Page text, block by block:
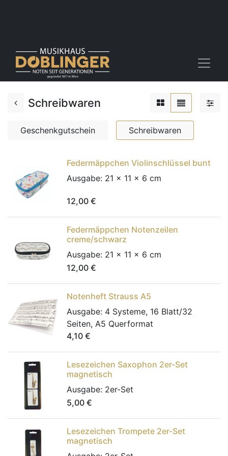
Schreibwaren
Geschenkgutschein Schreibwaren
Federmäppchen Violinschlüssel bunt
Ausgabe: 21 x 11 x 6 cm
12,00 €
Federmäppchen Notenzeilen
creme/schwarz
Ausgabe: 21 x 11 x 6 cm
12,00 €
Notenheft Strauss A5
Ausgabe: 4 Systeme, 16 Blatt/32
Seiten, A5 Querformat
4,10 €
Lesezeichen Saxophon 2er-Set
magnetisch
Ausgabe: 2er-Set
5,00 €
Lesezeichen Trompete 2er-Set
magnetisch